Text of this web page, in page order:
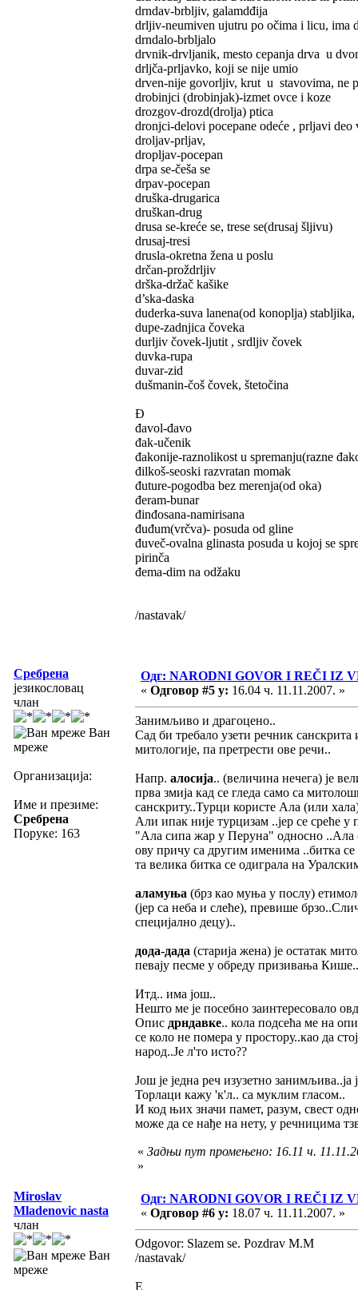
drndav-brbljiv, galamdđija
drljiv-neumiven ujutru po očima i licu, ima
drndalo-brbljalo
drvnik-drvljanik, mesto cepanja drva u
drljča-prljavko, koji se nije umio
drven-nije govorljiv, krut u stavovima, ne
drobinjci (drobinjak)-izmet ovce i koze
drozgov-drozd(drolja) ptica
dronjci-delovi pocepane odeće , prljavi
droljav-prljav,
dropljav-pocepan
drpa se-češa se
drpav-pocepan
druška-drugarica
druškan-drug
drusa se-kreće se, trese se(drusaj šljivu)
drusaj-tresi
drusla-okretna žena u poslu
drčan-proždrljiv
drška-držač kašike
d’ska-daska
duderka-suva lanena(od konoplja)
dupe-zadnjica čoveka
durljiv čovek-ljutit , srdljiv čovek
duvka-rupa
duvar-zid
dušmanin-čoš čovek, štetočina
Đ
đavol-đavo
đak-učenik
đakonije-raznolikost u spremanju(razne
đilkoš-seoski razvratan momak
đuture-pogodba bez merenja(od oka)
đeram-bunar
đinđosana-namirisana
đuđum(vrčva)- posuda od gline
đuveč-ovalna glinasta posuda u kojoj se
pirinča
đema-dim na odžaku
/nastavak/
Сребрена
језикословац
члан
Ван
мреже
Организација:
Име и презиме:
Сребрена
Поруке: 163
Одг: NARODNI GOVOR I REČI IZ
« Одговор #5 у: 16.04 ч. 11.11.2007. »
Занимљиво и драгоцено..
Сад би требало узети речник
митологије, па претрести ове речи..
Напр. алосија.. (величина нечега) је
прва змија кад се гледа само са
санскриту..Турци користе Ала (или
Али ипак није турцизам ..јер се среће
"Ала сипа жар у Перуна" односно ..Ала
ову причу са другим именима ..битка
та велика битка се одиграла на
аламуња (брз као муња у послу)
(јер са неба и слеће), превише
специјално децу)..
дода-дада (старија жена) је остатак
певају песме у обреду призивања
Итд.. има још..
Нешто ме је посебно заинтересовало
Опис дрндавке.. кола подсећа ме на
се коло не помера у простору..као да
народ..Је л'то исто??
Још је једна реч изузетно
Торлаци кажу 'к'л.. са муклим гласом..
И код њих значи памет, разум, свест
може да се нађе на нету, у речницима
« Задњи пут промењено: 16.11 ч.
»
Miroslav
Mladenovic nasta
члан
Ван
мреже
Одг: NARODNI GOVOR I REČI IZ
« Одговор #6 у: 18.07 ч. 11.11.2007. »
Odgovor: Slazem se. Pozdrav M.M
/nastavak/
E